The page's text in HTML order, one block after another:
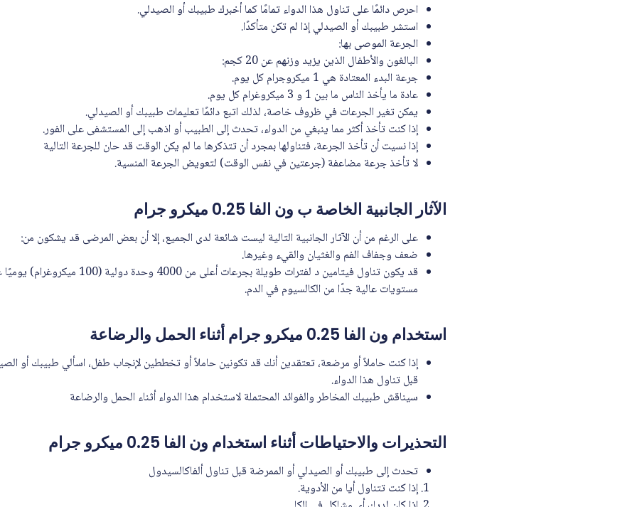
احرص دائمًا على تناول هذا الدواء تمامًا كما أخبرك طبيبك أو الصيدلي.
استشر طبيبك أو الصيدلي إذا لم تكن متأكدًا.
الجرعة الموصى بها:
البالغون والأطفال الذين يزيد وزنهم عن 20 كجم:
جرعة البدء المعتادة هي 1 ميكروجرام كل يوم.
عادة ما يأخذ الناس ما بين 1 و 3 ميكروغرام كل يوم.
يمكن تغير الجرعات في ظروف خاصة، لذلك اتبع دائمًا تعليمات طبيبك أو الصيدلي.
إذا كنت تأخذ أكثر مما ينبغي من الدواء، تحدث إلى الطبيب أو اذهب إلى المستشفى على الفور.
إذا نسيت أن تأخذ الجرعة، فتناولها بمجرد أن تتذكرها ما لم يكن الوقت قد حان للجرعة التالية
لا تأخذ جرعة مضاعفة (جرعتين في نفس الوقت) لتعويض الجرعة المنسية.
الآثار الجانبية الخاصة ب ون الفا 0.25 ميكرو جرام
على الرغم من أن الآثار الجانبية التالية ليست شائعة لدى الجميع، إلا أن بعض المرضى قد يشكون من:
ضعف وجفاف الفم والغثيان والقيء وغيرها.
قد يكون تناول فيتامين د لفترات طويلة بجرعات أعلى
مستويات عالية جدًا من الكالسيوم في الدم.
استخدام ون الفا 0.25 ميكرو جرام أثناء الحمل والرضاعة
إذا كنت حاملاً أو مرضعة، تعتقدين أنك قد تكونين حاملاً أو تخططين لإنجاب طفل، اسألي طبيبك أو
قبل تناول هذا الدواء.
سيناقش طبيبك المخاطر والفوائد المحتملة لاستخدام هذا الدواء أثناء الحمل والرضاعة
التحذيرات والاحتياطات أثناء استخدام ون الفا 0.25 ميكرو جرام
تحدث إلى طبيبك أو الصيدلي أو الممرضة قبل تناول ألفاكالسيدول
إذا كنت تتناول أيا من الأدوية.